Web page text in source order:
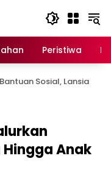
Peristiwa
Sosial, Lansia
Hingga Anak